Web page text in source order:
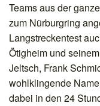
Teams aus der
zum Nürburgring
Langstreckentest
Ötigheim und
Jeltsch, Frank
wohlklingende
dabei in den 24